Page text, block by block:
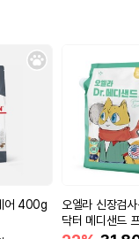
어 400g
오엘라 신장검
닥터 메디샌드